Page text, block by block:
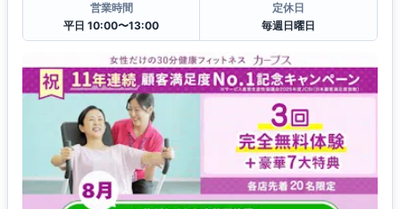
営業時間
平日 10:00〜13:00
定休日
毎週日曜日